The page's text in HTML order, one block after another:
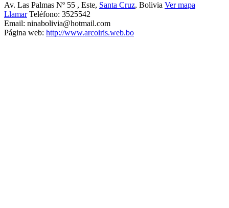
Av. Las Palmas Nº 55 , Este, Santa Cruz, Bolivia Ver mapa
Llamar Teléfono: 3525542
Email: ninabolivia@hotmail.com
Página web: http://www.arcoiris.web.bo